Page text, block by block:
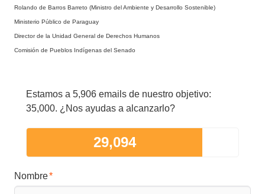
Rolando de Barros Barreto (Ministro del Ambiente y Desarrollo Sostenible)
Ministerio Público de Paraguay
Director de la Unidad General de Derechos Humanos
Comisión de Pueblos Indígenas del Senado
Estamos a 5,906 emails de nuestro objetivo:
35,000. ¿Nos ayudas a alcanzarlo?
29,094
Nombre